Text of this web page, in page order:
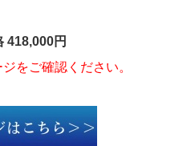
418,000円
をご確認ください。